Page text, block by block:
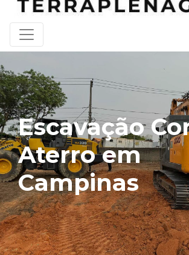
Escavação
Aterro em
Campinas